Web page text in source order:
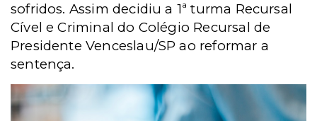
sofridos. Assim decidiu a 1ª turma Recursal
Cível e Criminal do Colégio Recursal de
Presidente Venceslau/SP ao reformar a
sentença.